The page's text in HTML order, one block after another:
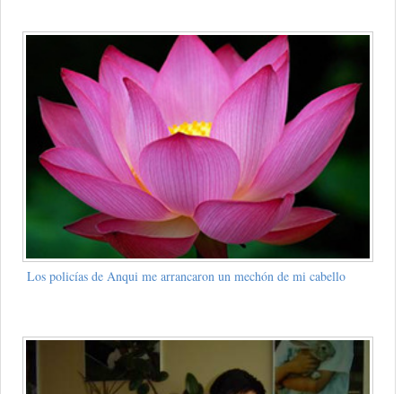
Los policías de Anqui me arrancaron un mechón de mi cabello